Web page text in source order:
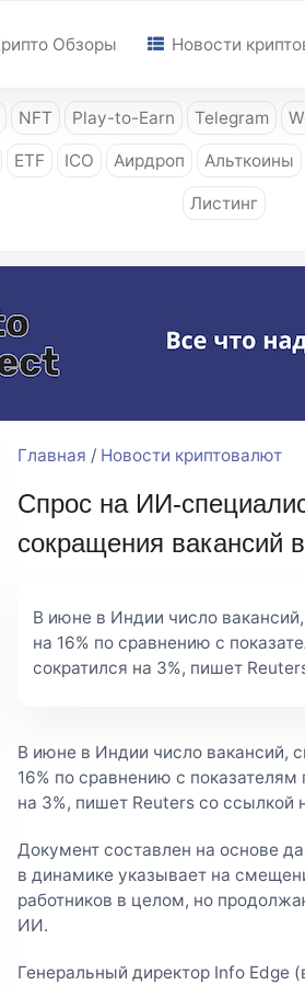
Обзоры Новости
NFT Play-to-Earn Telegram
ETF ICO Аирдроп Альткоины
Листинг
Главная / Новости криптовалют
Спрос на ИИ-
сокращения вакансий
В июне в Индии число
на 16% по сравнению с
сократился на 3%, пишет
В июне в Индии число вакансий,
16% по сравнению с
на 3%, пишет Reuters со ссылкой
Документ составлен на основе
в динамике указывает на
работников в целом, но
ИИ.
Генеральный директор Info Edge